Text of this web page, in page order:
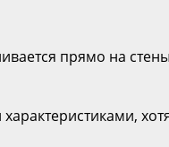
прямо на